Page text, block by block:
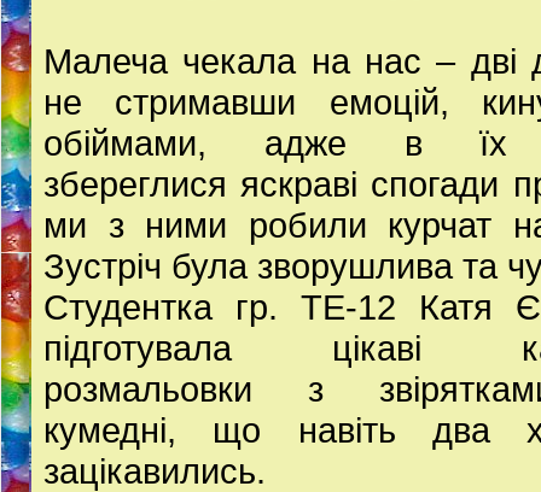
Малеча чекала на нас – дві
не стримавши емоцій,
обіймами, адже в їх
збереглися яскраві спогади
ми з ними робили курчат
Зустріч була зворушлива та
Студентка гр. ТЕ-12 Катя
підготувала цікаві
розмальовки з
кумедні, що навіть два
зацікавились.